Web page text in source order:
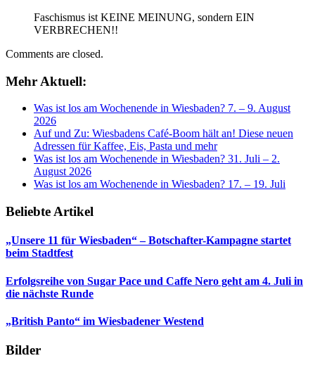
Faschismus ist KEINE MEINUNG, sondern EIN
VERBRECHEN!!
Comments are closed.
Mehr Aktuell:
Was ist los am Wochenende in Wiesbaden? 7. – 9. August
2026
Auf und Zu: Wiesbadens Café-Boom hält an! Diese neuen
Adressen für Kaffee, Eis, Pasta und mehr
Was ist los am Wochenende in Wiesbaden? 31. Juli – 2.
August 2026
Was ist los am Wochenende in Wiesbaden? 17. – 19. Juli
Beliebte Artikel
„Unsere 11 für Wiesbaden“ – Botschafter-Kampagne startet
beim Stadtfest
Erfolgsreihe von Sugar Pace und Caffe Nero geht am 4. Juli in
die nächste Runde
„British Panto“ im Wiesbadener Westend
Bilder